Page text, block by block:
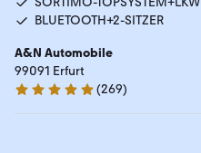
BLUETOOTH+2-SITZER
A&N Automobile
99091 Erfurt
4.9 Sterne
(269)